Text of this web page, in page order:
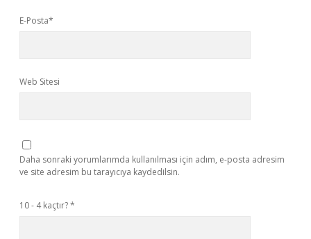
E-Posta*
Web Sitesi
Daha sonraki yorumlarımda kullanılması için adım, e-posta adresim
ve site adresim bu tarayıcıya kaydedilsin.
10 - 4 kaçtır?*